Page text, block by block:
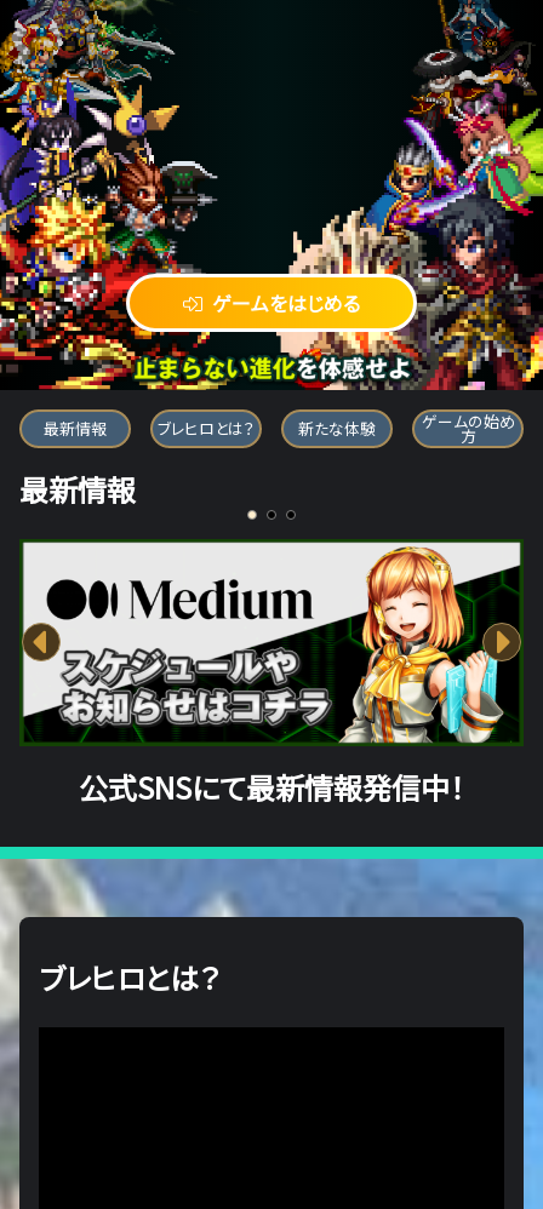
ゲームをはじめる
ブレイブ フロンティア ヒーローズ
最新情報 ブレヒロとは？ 新たな体験 ゲームの始め
方
最新情報
公式SNSにて最新情報発信中！
ブレヒロとは？